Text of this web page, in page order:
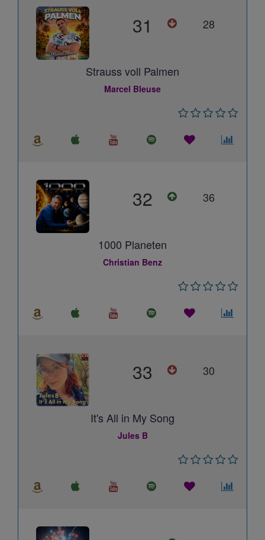
31 28
Strauss voll Palmen
Marcel Bleuse
32 36
1000 Planeten
Christian Benz
33 30
It's All in My Song
Jules B